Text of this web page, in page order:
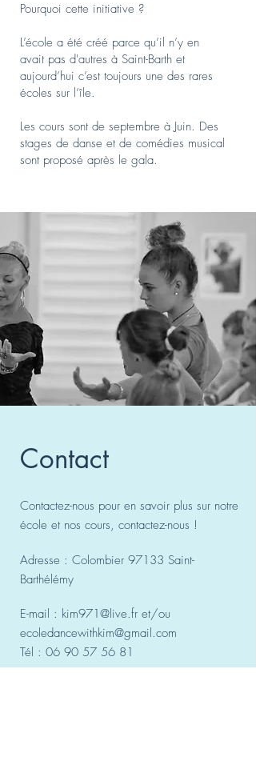
Pourquoi cette initiative ?
L’école a été créé parce qu’il n’y en
avait pas d'autres à Saint-Barth et
aujourd’hui c’est toujours une des rares
écoles sur l’île.
Les cours sont de septembre à Juin. Des
stages de danse et de comédies musical
sont proposé après le gala.
Contact
Contactez-nous pour en savoir plus sur notre
école et nos cours, contactez-nous !
Adresse : Colombier 97133 Saint-
Barthélémy
E-mail : kim971@live.fr et/ou
ecoledancewithkim@gmail.com
Tél : 06 90 57 56 81